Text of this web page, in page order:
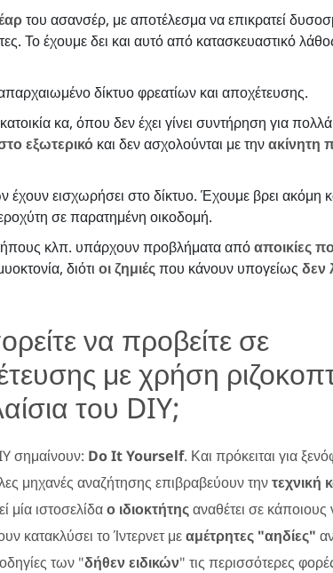
του ασανσέρ, με αποτέλεσμα να επικρατεί
Το έχουμε δει και αυτό από κατασκευαστικό
δίκτυο φρεατίων και αποχέτευσης.
κα, όπου δεν έχει γίνει συντήρηση για
εξωτερικό και δεν ασχολούνται με τηνακίνητη
έχουν εισχωρήσει στο δίκτυο. Έχουμε βρει ακόμη
σε παρατημένη οικοδομή.
κήπους κλπ. υπάρχουν προβλήματα απόαποικίες
διότι οι ζημιέςπου κάνουν υπογείως δεν
να προβείτε σε
με χρήση
του DIY;
σημαίνουν: Do It Yourself. Και πρόκειται για
μηχανές αναζήτησης επιβραβεύουν τηντεχνική
μία ιστοσελίδαο ιδιοκτήτηςαναθέτει σε κάποιους
κατακλύσει το Ίντερνετ μεαμέτρητες "αηδίες"
των "δήθεν ειδικών" τις περισσότερες